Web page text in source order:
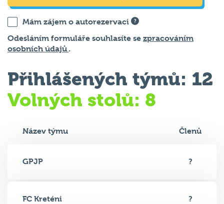
Mám zájem o autorezervaci
Odesláním formuláře souhlasíte se zpracováním
osobních údajů .
Přihlášených týmů: 12
Volných stolů: 8
Název týmu Členů
GPJP ?
FC Kreténi ?